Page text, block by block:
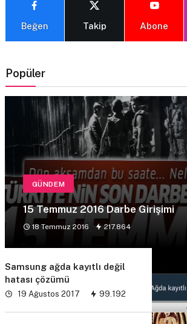
Beğen Takip Abone
Popüler
GÜNDEM
15 Temmuz 2016 Darbe Girişimi
18 Temmuz 2016 217.864
Samsung ağda kayıtlı değil
hatası çözümü
19 Ağustos 2017 99.192